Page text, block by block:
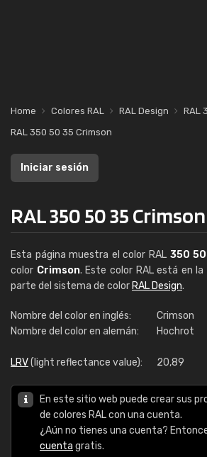
Home Colores RAL RAL Design
RAL
RAL 350 50 35 Crimson
Iniciar sesión
RAL 350 50 35 Crimson
Esta página muestra el color RAL 350
color Crimson. Este color RAL está en
parte del sistema de color RAL Design.
Nombre del color en inglés:
Crimson
Nombre del color en alemán:
Hochrot
LRV(light reflectance value): 20,89
En este sitio web puede crear sus
de colores RAL con una cuenta.
¿Aún no tienes una cuenta?
cuenta gratis.